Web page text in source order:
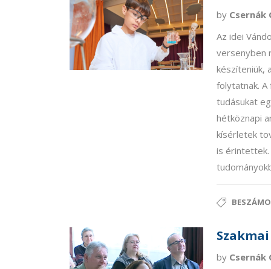
by Csernák
Az idei
versenyben
készíteniük,
folytatnak.
tudásukat
hétköznapi
kísérletek
is
by Csernák